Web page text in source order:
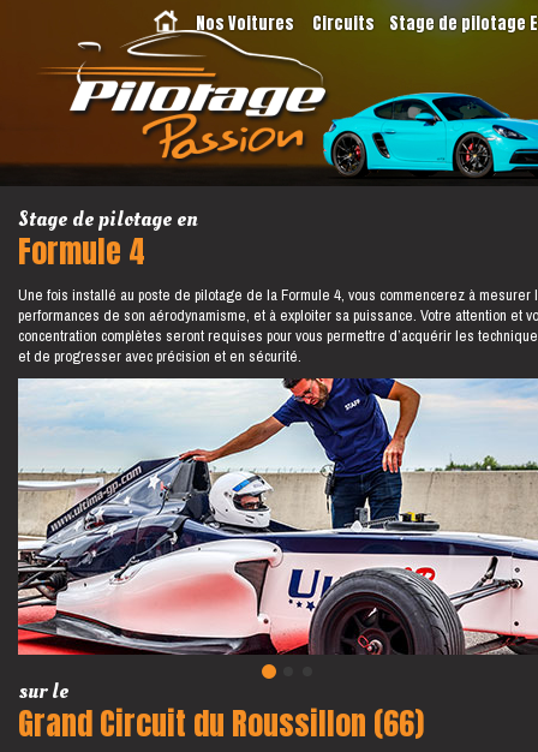
Nos Voitures Circuits Stage de pilotage
Stage de pilotage en
Formule 4
Une fois installé au poste de pilotage de la Formule 4, vous commencerez à mesurer
performances de son aérodynamisme, et à exploiter sa puissance. Votre attention et
concentration complètes seront requises pour vous permettre d’acquérir les
et de progresser avec précision et en sécurité.
sur le
Grand Circuit du Roussillon (66)